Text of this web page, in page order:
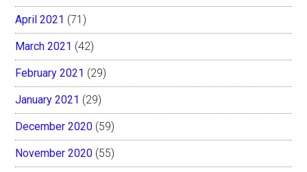
April 2021 (71)
March 2021 (42)
February 2021 (29)
January 2021 (29)
December 2020 (59)
November 2020 (55)